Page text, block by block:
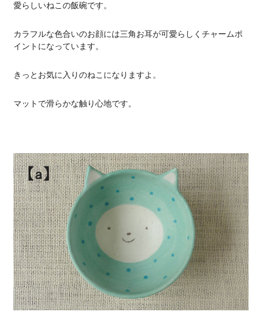
愛らしいねこの飯碗です。
カラフルな色合いのお顔には三角お耳が可愛らしくチャームポ
イントになっています。
きっとお気に入りのねこになりますよ。
マットで滑らかな触り心地です。